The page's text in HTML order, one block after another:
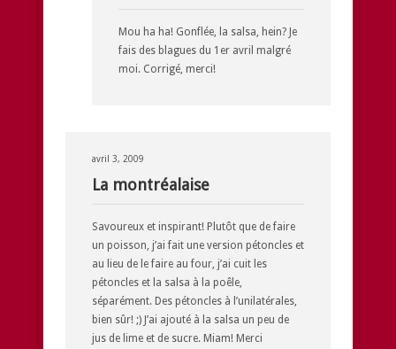
Mou ha ha! Gonflée, la salsa, hein? Je
fais des blagues du 1er avril malgré
moi. Corrigé, merci!
avril 3, 2009
La montréalaise
Savoureux et inspirant! Plutôt que de faire
un poisson, j’ai fait une version pétoncles et
au lieu de le faire au four, j’ai cuit les
pétoncles et la salsa à la poêle,
séparément. Des pétoncles à l’unilatérales,
bien sûr! ;) J’ai ajouté à la salsa un peu de
jus de lime et de sucre. Miam! Merci